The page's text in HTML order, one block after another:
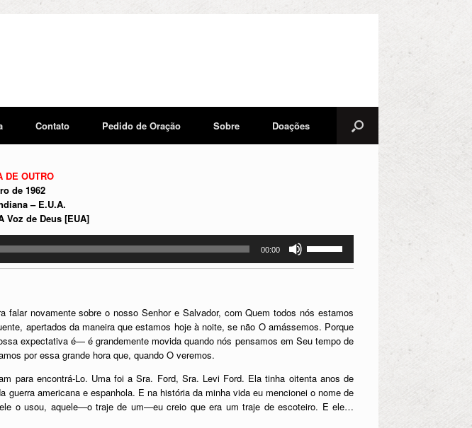
Contato Pedido de Oração Sobre Doações
DE OUTRO
de 1962
– E.U.A.
Voz de Deus [EUA]
00:00
as
setas
ou
para
baixo
ou
diminuir
o
novamente sobre o nosso Senhor e Salvador, com Quem todos nós estamos
apertados da maneira que estamos hoje à noite, se não O amássemos. Porque
expectativa é— é grandemente movida quando nós pensamos em Seu tempo de
por essa grande hora que, quando O veremos.
para encontrá-Lo. Uma foi a Sra. Ford, Sra. Levi Ford. Ela tinha oitenta anos de
americana e espanhola. E na história da minha vida eu mencionei o nome de
o usou, aquele—o traje de um—eu creio que era um traje de escoteiro. E ele…